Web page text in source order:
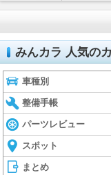
みんカラ 人気の
車種別
整備手帳
パーツレビュー
スポット
まとめ